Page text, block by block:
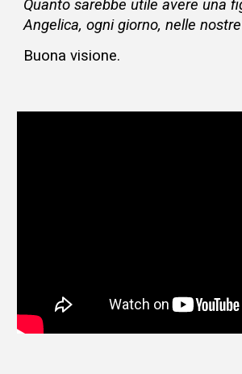
Quanto sarebbe utile avere una
Angelica, ogni giorno, nelle
Buona visione.